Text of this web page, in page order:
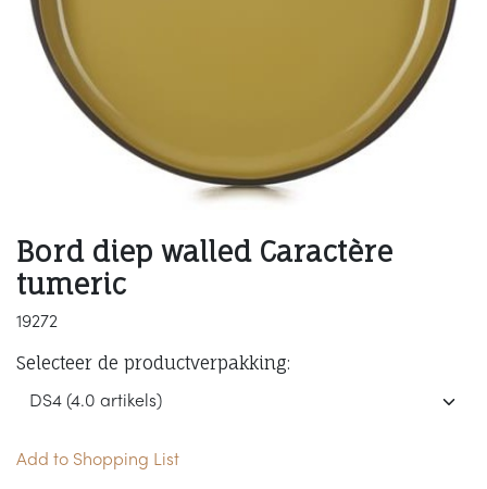
Bord diep walled Caractère
tumeric
19272
Selecteer de productverpakking:
Add to Shopping List